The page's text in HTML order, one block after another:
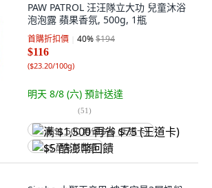
PAW PATROL 汪汪隊立大功 兒童沐浴
泡泡露 蘋果香氛, 500g, 1瓶
首購折扣價 40%$194
$116
($23.20/100g)
明天 8/8 (六) 預計送達
(51)
满 $1,500 再省 $75 (王道卡)
$5 酷澎幣回饋